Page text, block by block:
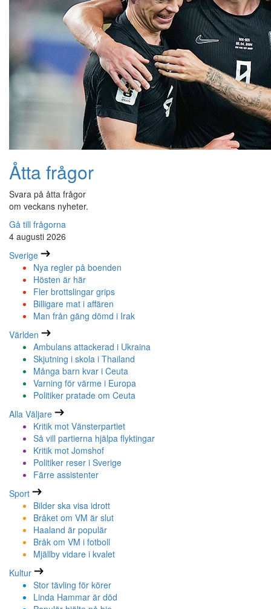
Åtta frågor
Svara på åtta frågor
om veckans nyheter.
Gå till frågorna
4 augusti 2026
Sverige
Nya regler på boenden
Hösten är här
Fler brottslingar grips
Billigare mat i affären
Man från gäng dömd i Irak
Världen
Ambulans attackerad i Ukraina
Skjutning i skola i Thailand
Många barn kvar i Ceuta
Varning för värme i Europa
Politiker pratade om Ceuta
Alla Väljare
Kritik mot Vänsterpartiet
Så vill partierna hjälpa flyktingar
Kritik mot Jomshof
Politiker reser i Sverige
Färre assistenter
Sport
Bilder ska visa idrott
Bråket om VM är slut
Haaland är populär
Bråk om VM i fotboll
Mjällby vidare i kvalet
Kultur
Stor tävling för körer
Linda Hammar är död